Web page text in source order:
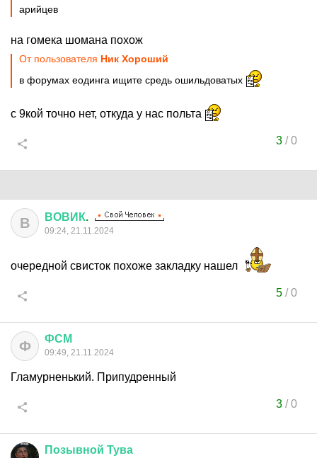
арийцев
на гомека шомана похож
От пользователя Ник Хороший
в форумах еодинга ищите средь ошильдоватых
с 9кой точно нет, откуда у нас польта
3/0
В ВОВИК.
09:24, 21.11.2024
очередной свисток похоже закладку нашел
5/0
Ф ФСМ
09:49, 21.11.2024
Гламурненький. Припудренный
3/0
Позывной Тува